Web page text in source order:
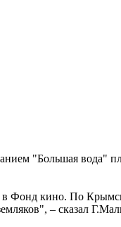
"Большая вода"
кино. По
– сказал